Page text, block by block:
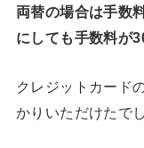
両替の場合は手数
にしても手数料が
クレジットカード
かりいただけたで